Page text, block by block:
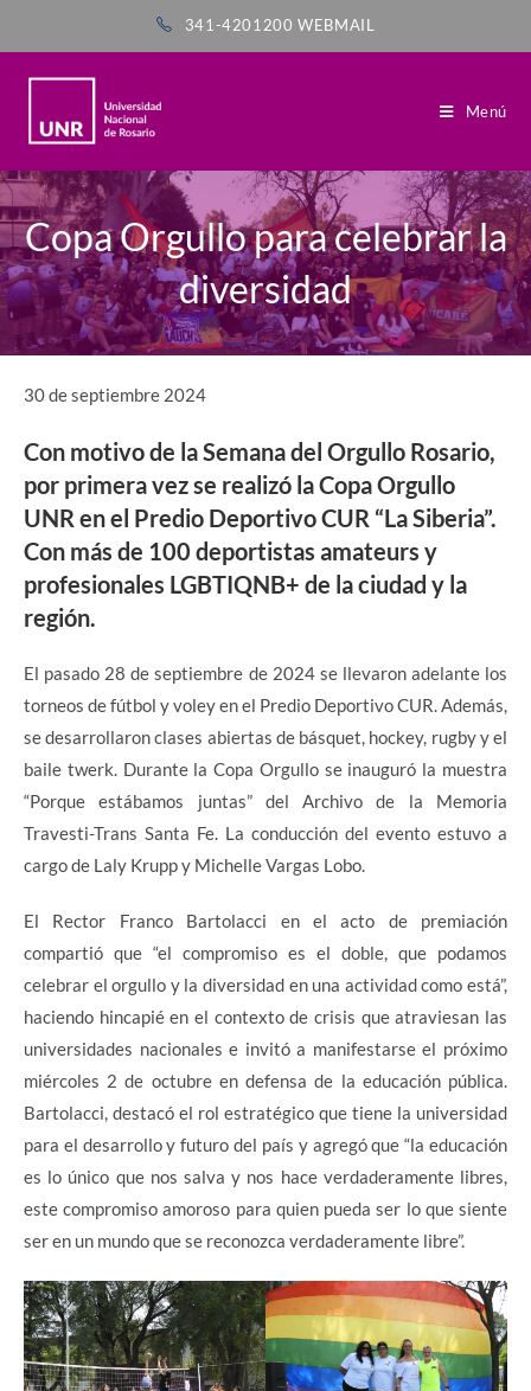
341-4201200WEBMAIL
Menú
Copa Orgullo para celebrar la
diversidad
30 de septiembre 2024
Con motivo de la Semana del Orgullo Rosario,
por primera vez se realizó la Copa Orgullo
UNR en el Predio Deportivo CUR “La Siberia”.
Con más de 100 deportistas amateurs y
profesionales LGBTIQNB+ de la ciudad y la
región.
El pasado 28 de septiembre de 2024 se llevaron adelante los
torneos de fútbol y voley en el Predio Deportivo CUR. Además,
se desarrollaron clases abiertas de básquet, hockey, rugby y el
baile twerk. Durante la Copa Orgullo se inauguró la muestra
“Porque estábamos juntas” del Archivo de la Memoria
Travesti-Trans Santa Fe. La conducción del evento estuvo a
cargo de Laly Krupp y Michelle Vargas Lobo.
El Rector Franco Bartolacci en el acto de premiación
compartió que “el compromiso es el doble, que podamos
celebrar el orgullo y la diversidad en una actividad como está”,
haciendo hincapié en el contexto de crisis que atraviesan las
universidades nacionales e invitó a manifestarse el próximo
miércoles 2 de octubre en defensa de la educación pública.
Bartolacci, destacó el rol estratégico que tiene la universidad
para el desarrollo y futuro del país y agregó que “la educación
es lo único que nos salva y nos hace verdaderamente libres,
este compromiso amoroso para quien pueda ser lo que siente
ser en un mundo que se reconozca verdaderamente libre”.